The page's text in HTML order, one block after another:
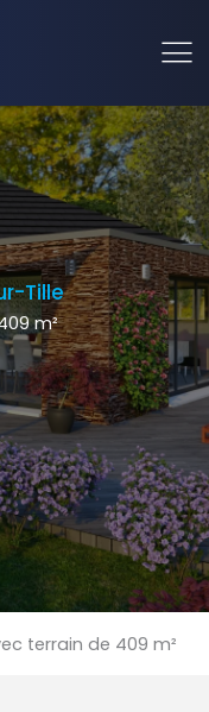
Tille
m²
terrain de 409 m²